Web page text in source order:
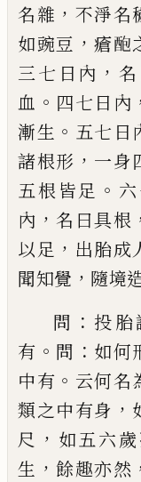
名雜 ， 不淨名
如豌豆 ，瘡𨠖
三七日內 ，
血 。 四七日內
漸生 。 五七日
諸根形 ， 一身
五根皆足 。
內 ，名曰具根
以足 ， 出胎成
聞知覺 ， 隨境
問 ： 投胎
有 。 問 ： 如何
中有 。 云何名
類之中有身 ，
尺 ， 如五六
生 ，餘趣亦然